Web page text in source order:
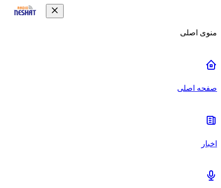
منوی اصلی
صفحه اصلی
اخبار